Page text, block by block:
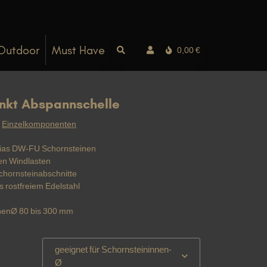
Must Have 0,00 €
Abspannschelle
Einzelkomponenten
DW-FU Schornsteinen
Windlasten
rostfreiem Edelstahl
80 bis 300 mm
geeignet für Schornsteininnen-
Ø